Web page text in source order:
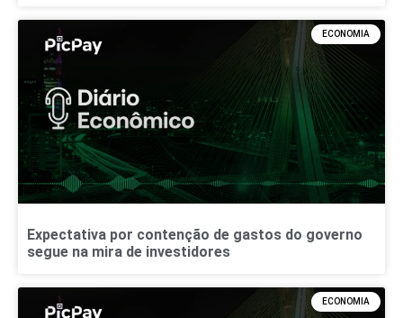
ECONOMIA
Expectativa por contenção de gastos do governo
segue na mira de investidores
ECONOMIA